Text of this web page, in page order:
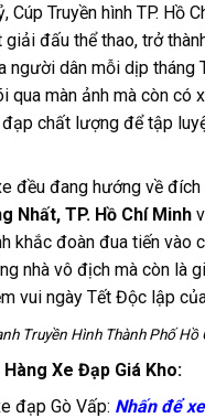
Cúp Truyền hình TP. Hồ
đấu thể thao, trở
người dân mỗi dịp tháng
qua màn ảnh mà còn có
chất lượng để tập
đều đang hướng về đích
Nhất, TP. Hồ Chí Minh
khắc đoàn đua tiến vào
nhà vô địch mà còn là
vui ngày Tết Độc lập
Truyền Hình Thành Phố Hồ
Xe Đạp Giá Kho:
đạp Gò Vấp: Nhấn để